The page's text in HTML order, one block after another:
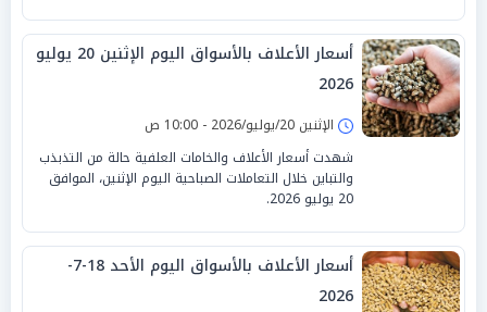
أسعار الأعلاف بالأسواق اليوم الإثنين 20 يوليو
2026
الإثنين 20/يوليو/2026 - 10:00 ص
شهدت أسعار الأعلاف والخامات العلفية حالة من التذبذب
والتباين خلال التعاملات الصباحية اليوم الإثنين، الموافق
20 يوليو 2026.
أسعار الأعلاف بالأسواق اليوم الأحد 18-7-
2026